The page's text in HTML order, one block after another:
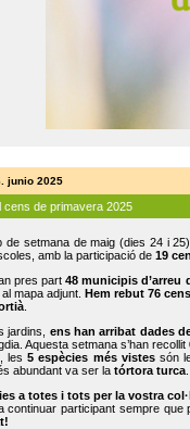
junio 2025
cens de primavera 2025
de setmana de maig (dies 24 i
amb la participació de 19
pres part48 municipis d’arreu
mapa adjunt. Hem rebut 76
jardins, ens han arribat dades
Aquesta setmana s’han recollit
les5 espècies més vistessón
abundant va ser la tórtora turca
a totes i tots per la vostra
continuar participant sempre que